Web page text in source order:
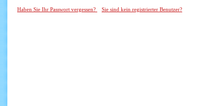
Haben Sie Ihr Passwort vergessen? Sie sind kein registrierter Benutzer?